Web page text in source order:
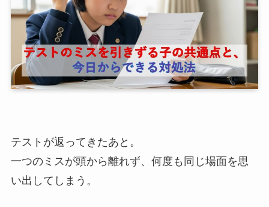
テストが返ってきたあと。
一つのミスが頭から離れず、何度も同じ場面を思
い出してしまう。